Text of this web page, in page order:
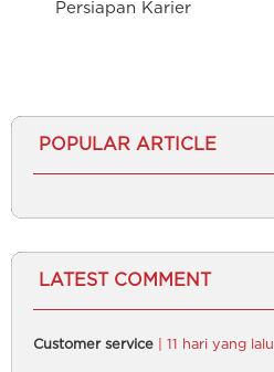
Persiapan Karier
POPULAR ARTICLE
LATEST COMMENT
Customer service | 11 hari yang lalu